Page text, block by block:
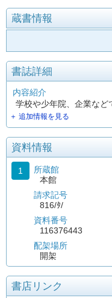
蔵書情報
書誌詳細
内容紹介
学校や少年院、企業な
＋ 追加情報を見る
資料情報
1
所蔵館
本館
請求記号
816/ﾀ/
資料番号
116376443
配架場所
開架
書店リンク